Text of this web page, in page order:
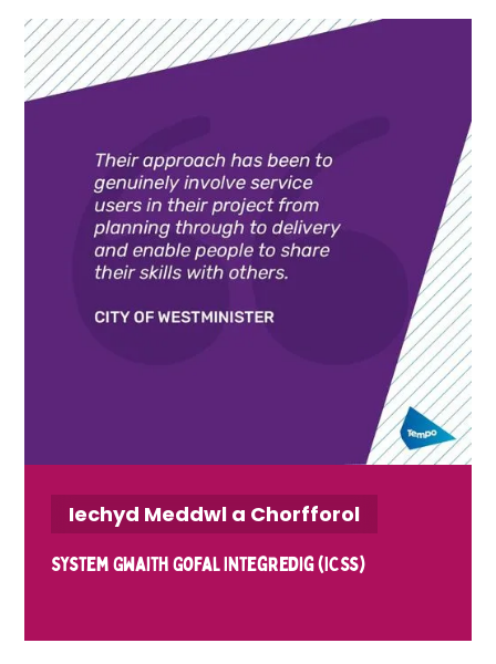
Iechyd Meddwl a Chorfforol
System Gwaith Gofal Integredig (ICSs)